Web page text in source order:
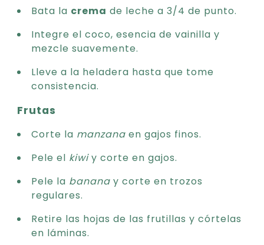
Bata la crema de leche a 3/4 de punto.
Integre el coco, esencia de vainilla y
mezcle suavemente.
Lleve a la heladera hasta que tome
consistencia.
Frutas
Corte la manzana en gajos finos.
Pele el kiwiy corte en gajos.
Pele la banana y corte en trozos
regulares.
Retire las hojas de las frutillas y córtelas
en láminas.